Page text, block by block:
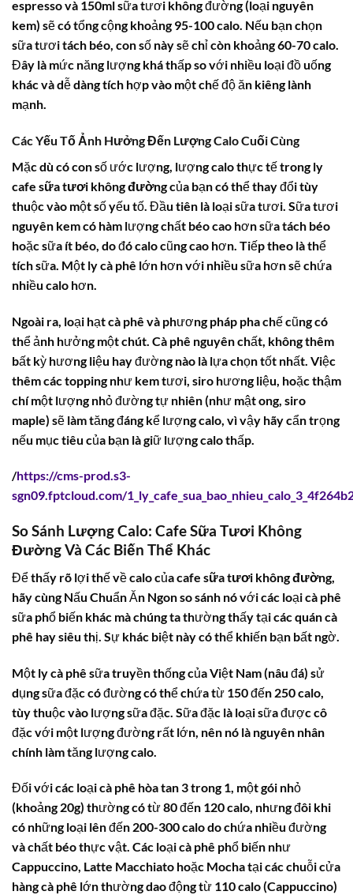
espresso và 150ml sữa tươi không đường (loại nguyên
kem) sẽ có tổng cộng khoảng 95-100 calo. Nếu bạn chọn
sữa tươi tách béo, con số này sẽ chỉ còn khoảng 60-70 calo.
Đây là mức năng lượng khá thấp so với nhiều loại đồ uống
khác và dễ dàng tích hợp vào một chế độ ăn kiêng lành
mạnh.
Các Yếu Tố Ảnh Hưởng Đến Lượng Calo Cuối Cùng
Mặc dù có con số ước lượng, lượng calo thực tế trong ly
cafe sữa tươi không đườngcủa bạn có thể thay đổi tùy
thuộc vào một số yếu tố. Đầu tiên là loại sữa tươi. Sữa tươi
nguyên kem có hàm lượng chất béo cao hơn sữa tách béo
hoặc sữa ít béo, do đó calo cũng cao hơn. Tiếp theo là thể
tích sữa. Một ly cà phê lớn hơn với nhiều sữa hơn sẽ chứa
nhiều calo hơn.
Ngoài ra, loại hạt cà phê và phương pháp pha chế cũng có
thể ảnh hưởng một chút. Cà phê nguyên chất, không thêm
bất kỳ hương liệu hay đường nào là lựa chọn tốt nhất. Việc
thêm các topping như kem tươi, siro hương liệu, hoặc thậm
chí một lượng nhỏ đường tự nhiên (như mật ong, siro
maple) sẽ làm tăng đáng kể lượng calo, vì vậy hãy cẩn trọng
nếu mục tiêu của bạn là giữ lượng calo thấp.
/https://cms-prod.s3-
sgn09.fptcloud.com/
So Sánh Lượng Calo: Cafe Sữa Tươi Không
Đường Và Các Biến Thể Khác
Để thấy rõ lợi thế về calo củacafe sữa tươi không đường,
hãy cùng Nấu Chuẩn Ăn Ngon so sánh nó với các loại cà phê
sữa phổ biến khác mà chúng ta thường thấy tại các quán cà
phê hay siêu thị. Sự khác biệt này có thể khiến bạn bất ngờ.
Một ly cà phê sữa truyền thống của Việt Nam (nâu đá) sử
dụng sữa đặc có đường có thể chứa từ 150 đến 250 calo,
tùy thuộc vào lượng sữa đặc. Sữa đặc là loại sữa được cô
đặc với một lượng đường rất lớn, nên nó là nguyên nhân
chính làm tăng lượng calo.
Đối với các loại cà phê hòa tan 3 trong 1, một gói nhỏ
(khoảng 20g) thường có từ 80 đến 120 calo, nhưng đôi khi
có những loại lên đến 200-300 calo do chứa nhiều đường
và chất béo thực vật. Các loại cà phê phổ biến như
Cappuccino, Latte Macchiato hoặc Mocha tại các chuỗi cửa
hàng cà phê lớn thường dao động từ 110 calo (Cappuccino)